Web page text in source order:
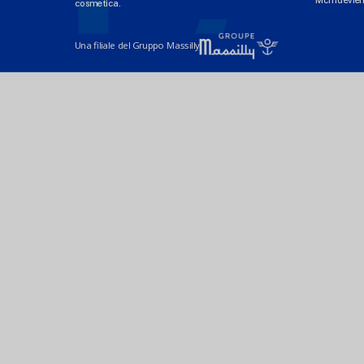
cosmetica.
Una filiale del Gruppo Massilly